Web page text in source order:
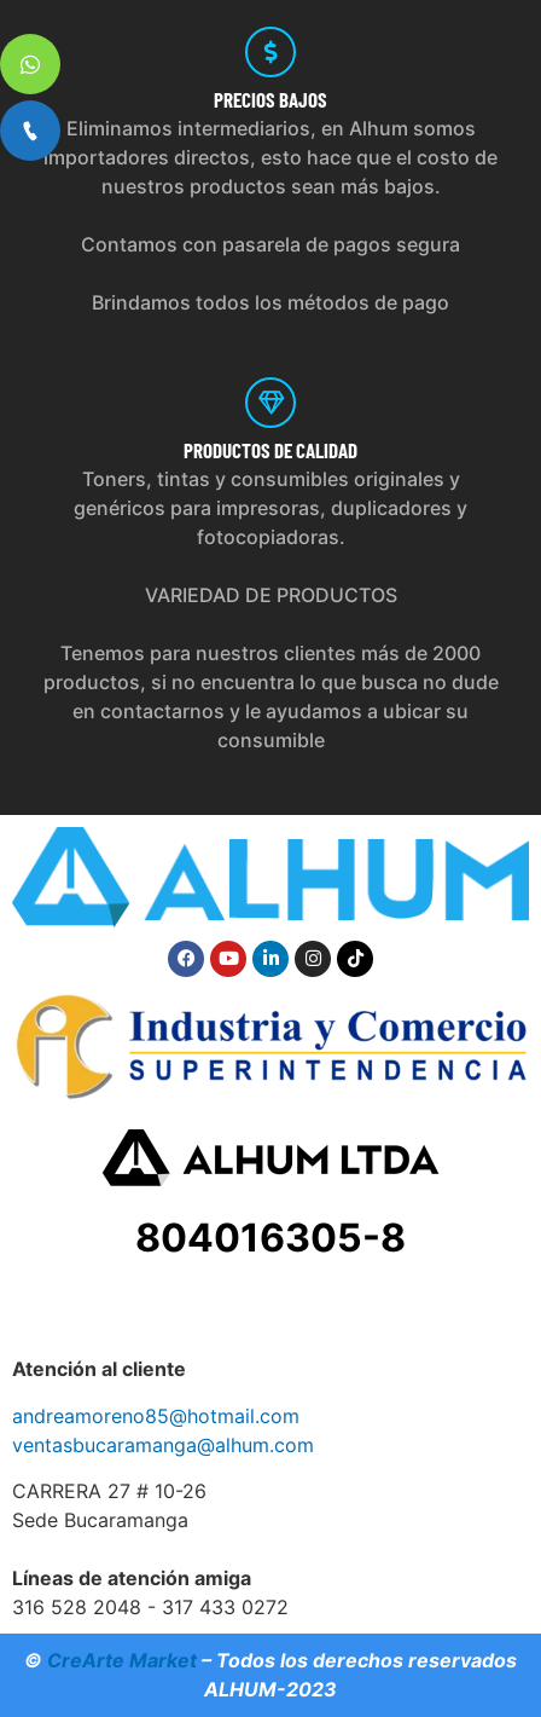
PRECIOS BAJOS
Eliminamos intermediarios, en Alhum somos
importadores directos, esto hace que el costo de
nuestros productos sean más bajos.
Contamos con pasarela de pagos segura
Brindamos todos los métodos de pago
PRODUCTOS DE CALIDAD
Toners, tintas y consumibles originales y
genéricos para impresoras, duplicadores y
fotocopiadoras.
VARIEDAD DE PRODUCTOS
Tenemos para nuestros clientes más de 2000
productos, si no encuentra lo que busca no dude
en contactarnos y le ayudamos a ubicar su
consumible
804016305-8
Atención al cliente
andreamoreno85@hotmail.com
ventasbucaramanga@alhum.com
CARRERA 27 # 10-26
Sede Bucaramanga
Líneas de atención amiga
316 528 2048 - 317 433 0272
© CreArte Market – Todos los derechos reservados
ALHUM-2023